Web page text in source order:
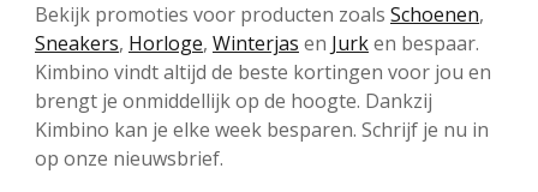
Bekijk promoties voor producten zoals Schoenen,
Sneakers, Horloge, Winterjas en Jurken bespaar.
Kimbino vindt altijd de beste kortingen voor jou en
brengt je onmiddellijk op de hoogte. Dankzij
Kimbino kan je elke week besparen. Schrijf je nu in
op onze nieuwsbrief.